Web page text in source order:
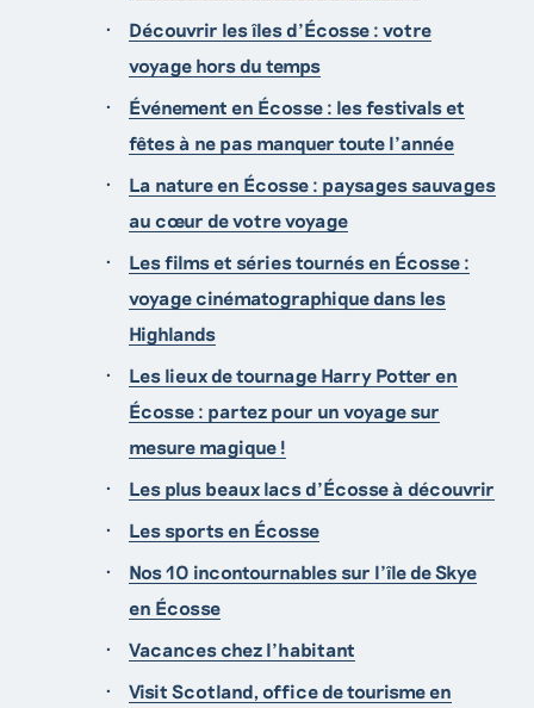
Découvrir les îles d’Écosse : votre
voyage hors du temps
Événement en Écosse : les festivals et
fêtes à ne pas manquer toute l’année
La nature en Écosse : paysages sauvages
au cœur de votre voyage
Les films et séries tournés en Écosse :
voyage cinématographique dans les
Highlands
Les lieux de tournage Harry Potter en
Écosse : partez pour un voyage sur
mesure magique !
Les plus beaux lacs d’Écosse à découvrir
Les sports en Écosse
Nos 10 incontournables sur l'île de Skye
en Écosse
Vacances chez l’habitant
Visit Scotland, office de tourisme en